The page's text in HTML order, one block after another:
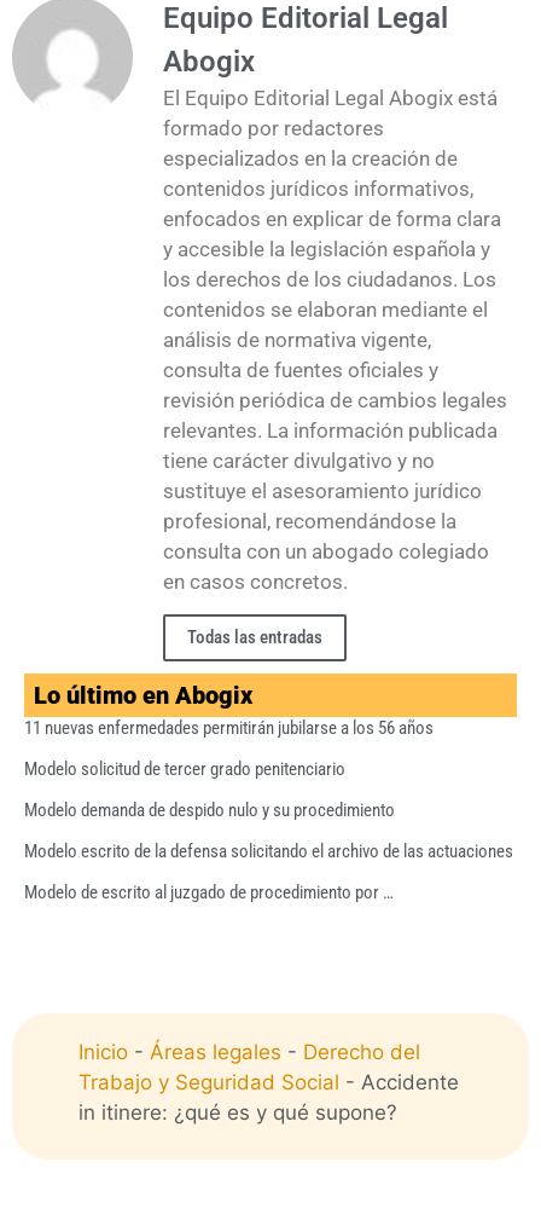
Equipo Editorial Legal
Abogix
El Equipo Editorial Legal Abogix está
formado por redactores
especializados en la creación de
contenidos jurídicos informativos,
enfocados en explicar de forma clara
y accesible la legislación española y
los derechos de los ciudadanos. Los
contenidos se elaboran mediante el
análisis de normativa vigente,
consulta de fuentes oficiales y
revisión periódica de cambios legales
relevantes. La información publicada
tiene carácter divulgativo y no
sustituye el asesoramiento jurídico
profesional, recomendándose la
consulta con un abogado colegiado
en casos concretos.
Todas las entradas
Lo último en Abogix
11 nuevas enfermedades permitirán jubilarse a los 56 años
Modelo solicitud de tercer grado penitenciario
Modelo demanda de despido nulo y su procedimiento
Modelo escrito de la defensa solicitando el archivo de las actuaciones
Modelo de escrito al juzgado de procedimiento por …
Inicio - Áreas legales - Derecho del
Trabajo y Seguridad Social - Accidente
in itinere: ¿qué es y qué supone?